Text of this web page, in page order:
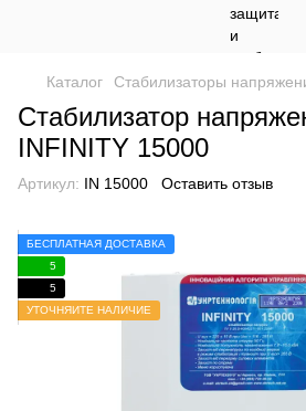
Каталог Стабилизаторы
Стабилизатор
INFINITY 15000
Артикул: IN 15000 Оставить отзыв
БЕСПЛАТНАЯ ДОСТАВКА
5
5
УТОЧНЯЙТЕ НАЛИЧИЕ